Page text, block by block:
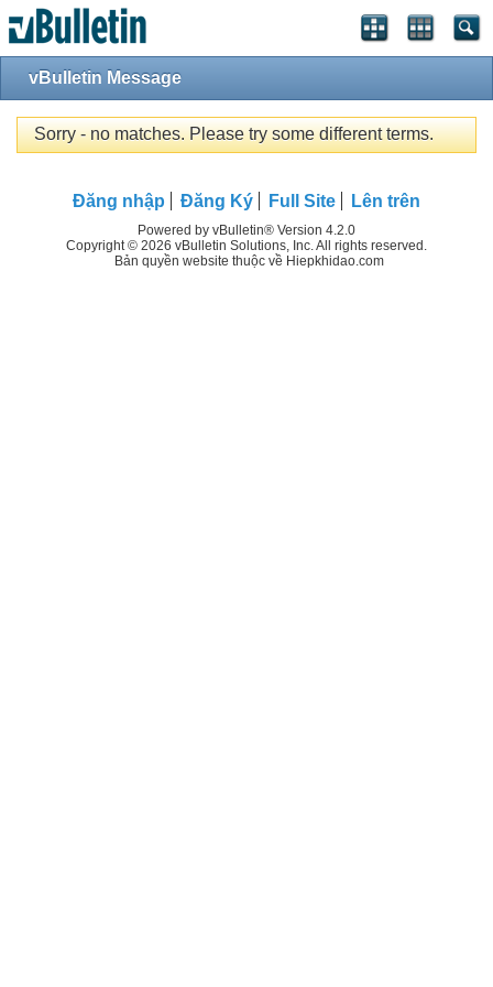
vBulletin Message
Sorry - no matches. Please try some different terms.
Đăng nhập Đăng Ký Full Site Lên trên
Powered by vBulletin® Version 4.2.0
Copyright © 2026 vBulletin Solutions, Inc. All rights reserved.
Bản quyền website thuộc về Hiepkhidao.com